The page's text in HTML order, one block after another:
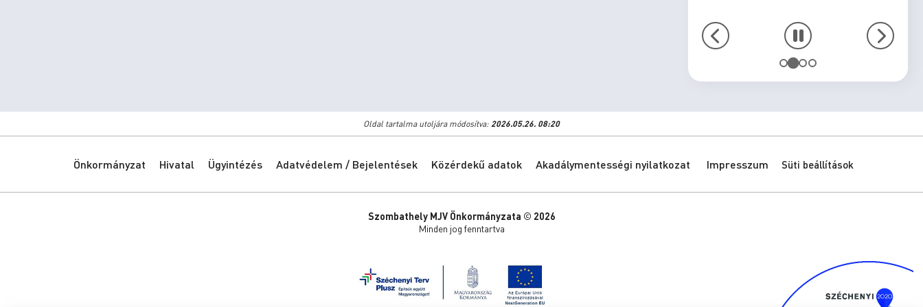
Oldal tartalma utoljára módosítva: 2026.05.26. 08:20
Önkormányzat Hivatal Ügyintézés Adatvédelem / Bejelentések Közérdekű adatok Akadálymentességi nyilatkozat Impresszum Süti beállítások
Szombathely MJV Önkormányzata © 2026
Minden jog fenntartva